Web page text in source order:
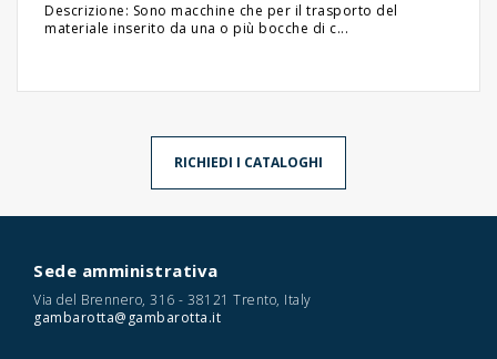
Descrizione: Sono macchine che per il trasporto del
materiale inserito da una o più bocche di c...
RICHIEDI I CATALOGHI
Sede amministrativa
Via del Brennero, 316 - 38121 Trento, Italy
gambarotta@gambarotta.it